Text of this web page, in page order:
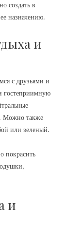
создать в
назначению.
и
с друзьями и
гостеприимную
Можно также
или зеленый.
покрасить
и